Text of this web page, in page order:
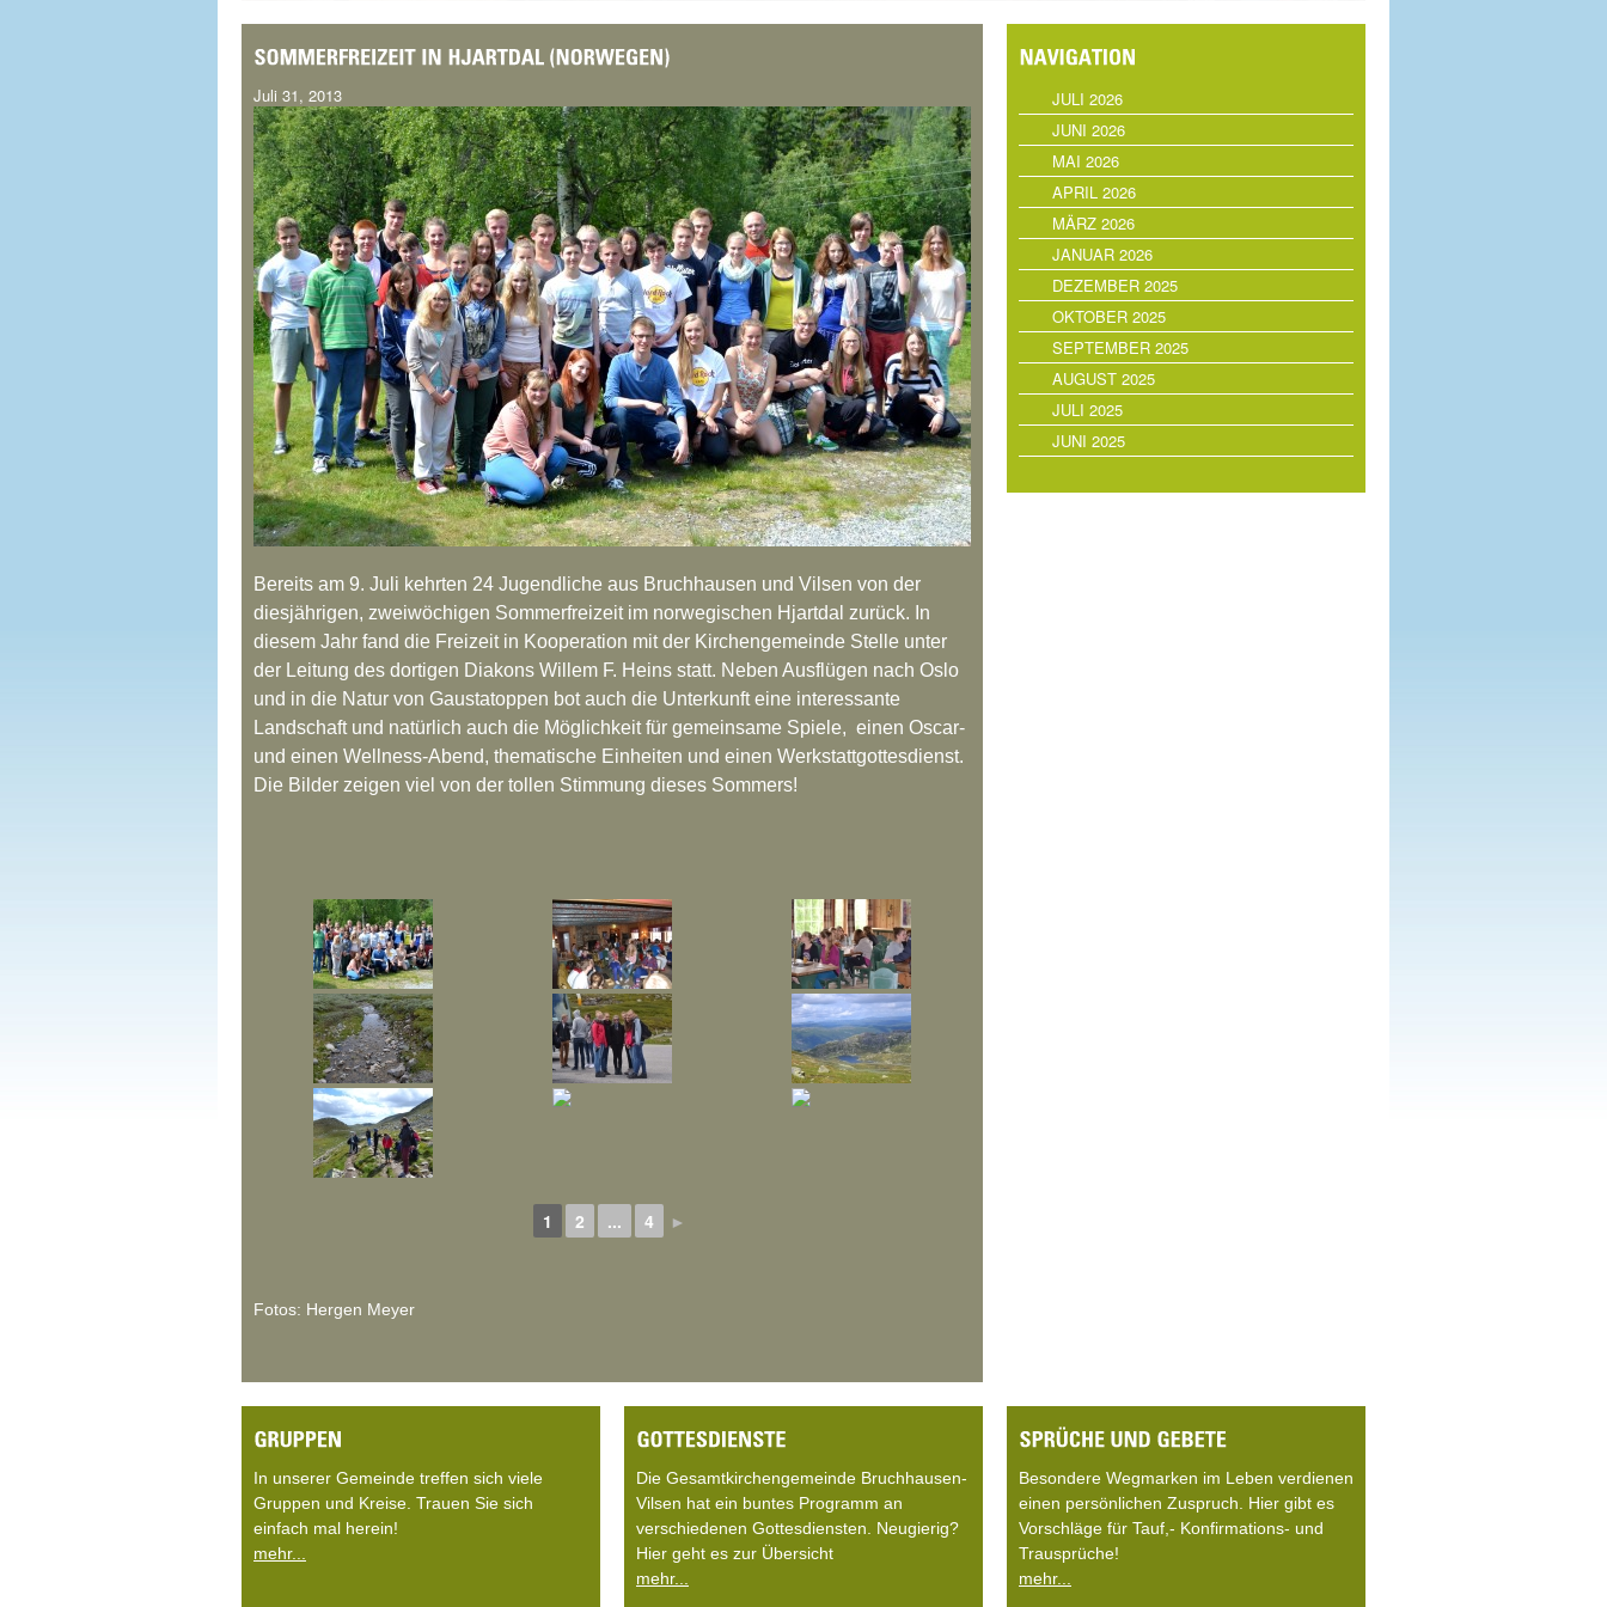
Juli 31, 2013
Bereits am 9. Juli kehrten 24 Jugendliche aus Bruchhausen und Vilsen von der
diesjährigen, zweiwöchigen Sommerfreizeit im norwegischen Hjartdal zurück. In
diesem Jahr fand die Freizeit in Kooperation mit der Kirchengemeinde Stelle unter
der Leitung des dortigen Diakons Willem F. Heins statt. Neben Ausflügen nach Oslo
und in die Natur von Gaustatoppen bot auch die Unterkunft eine interessante
Landschaft und natürlich auch die Möglichkeit für gemeinsame Spiele, einen Oscar-
und einen Wellness-Abend, thematische Einheiten und einen Werkstattgottesdienst.
Die Bilder zeigen viel von der tollen Stimmung dieses Sommers!
1 2 ... 4 ►
Fotos: Hergen Meyer
JULI 2026
JUNI 2026
MAI 2026
APRIL 2026
MÄRZ 2026
JANUAR 2026
DEZEMBER 2025
OKTOBER 2025
SEPTEMBER 2025
AUGUST 2025
JULI 2025
JUNI 2025
In unserer Gemeinde treffen sich viele
Gruppen und Kreise. Trauen Sie sich
einfach mal herein!
mehr...
Die Gesamtkirchengemeinde Bruchhausen-
Vilsen hat ein buntes Programm an
verschiedenen Gottesdiensten. Neugierig?
Hier geht es zur Übersicht
mehr...
Besondere Wegmarken im Leben verdienen
einen persönlichen Zuspruch. Hier gibt es
Vorschläge für Tauf,- Konfirmations- und
Trausprüche!
mehr...